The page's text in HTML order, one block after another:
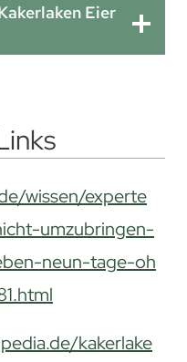
Eier
wissen/experte
umzubringen-
neun-tage-oh
kakerlake